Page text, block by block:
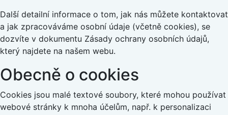
Další detailní informace o tom, jak nás můžete kontaktovat
a jak zpracováváme osobní údaje (včetně cookies), se
dozvíte v dokumentu Zásady ochrany osobních údajů,
který najdete na našem webu.
Obecně o cookies
Cookies jsou malé textové soubory, které mohou používat
webové stránky k mnoha účelům, např. k personalizaci